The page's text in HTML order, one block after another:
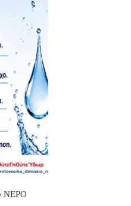
ΝΕΡΟ